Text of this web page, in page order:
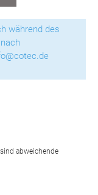
während des
abweichende